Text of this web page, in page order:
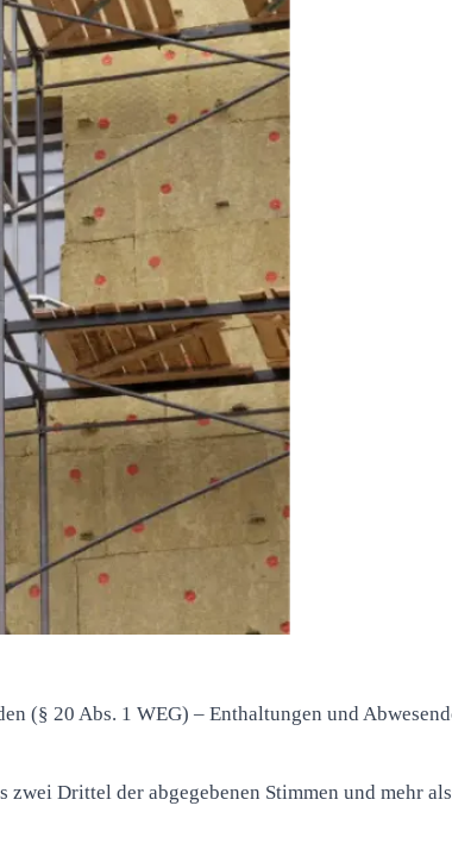
(§ 20 Abs. 1 WEG) – Enthaltungen und
Drittel der abgegebenen Stimmen und mehr als